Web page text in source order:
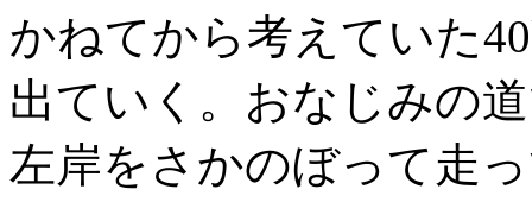
かねてから考えていた
出ていく。おなじみの
左岸をさかのぼって走